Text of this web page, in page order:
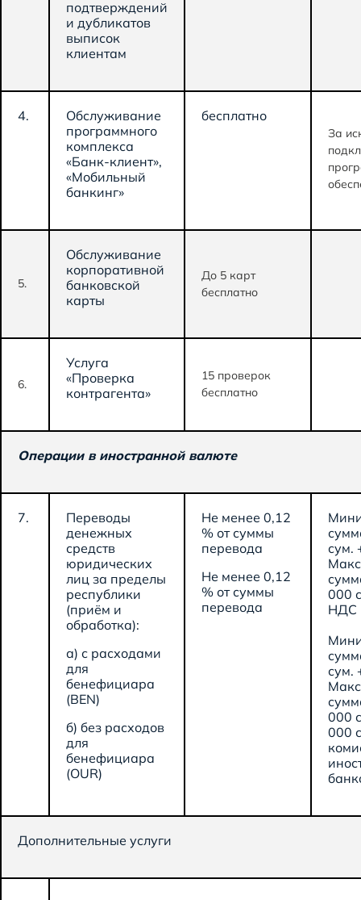
подтверждений
и дубликатов
выписок
клиентам
4.
Обслуживание
программного
комплекса
«Банк-клиент»,
«Мобильный
банкинг»
бесплатно
За
5.
Обслуживание
корпоративной
банковской
карты
До 5 карт
бесплатно
6.
Услуга
«Проверка
контрагента»
15 проверок
бесплатно
Операции в иностранной валюте
7.
Переводы
денежных
средств
юридических
лиц за пределы
республики
(приём и
обработка):
а) с расходами
для
бенефициара
(BEN)
б) без расходов
для
бенефициара
(OUR)
Не менее 0,12
% от суммы
перевода
Не менее 0,12
% от суммы
перевода
сум.
000
НДС
сум.
000
000
Дополнительные услуги